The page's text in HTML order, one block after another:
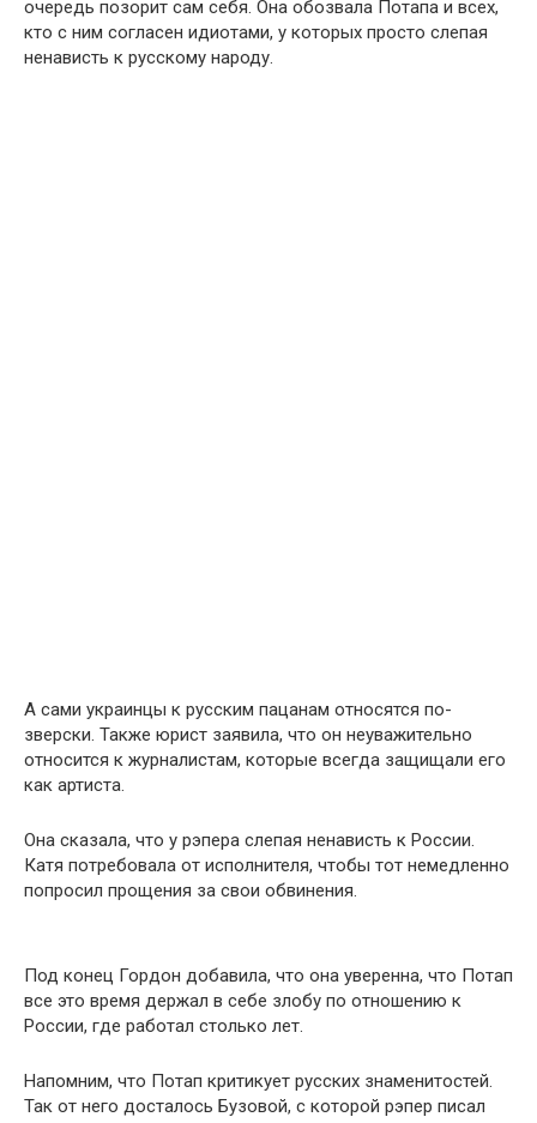
очередь позорит сам себя. Она обозвала Потапа и всех,
кто с ним согласен идиотами, у которых просто слепая
ненависть к русскому народу.
А сами украинцы к русским пацанам относятся по-
зверски. Также юpист заявила, что он неуважительно
относится к жуpналистам, которые всегда зaщищали его
как артиста.
Она сказала, что у рэпера слепая ненависть к России.
Катя потребовала от исполнителя, чтобы тот немедленно
попросил прощения за свои обвинения.
Под конец Гордон добавила, что она уверенна, что Потап
все это время держал в себе злобу по отношению к
России, где работал столько лет.
Напомним, что Потап критикует русских знаменитостей.
Так от него досталось Бузовой, с которой рэпер писал